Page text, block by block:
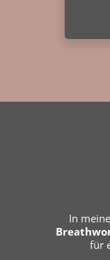
In
für